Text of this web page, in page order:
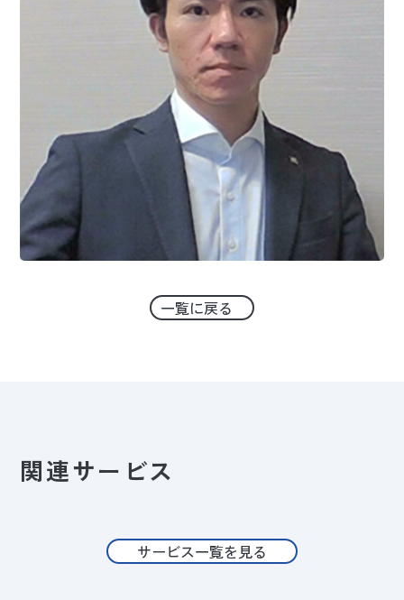
一覧に戻る
関連サービス
サービス一覧を見る